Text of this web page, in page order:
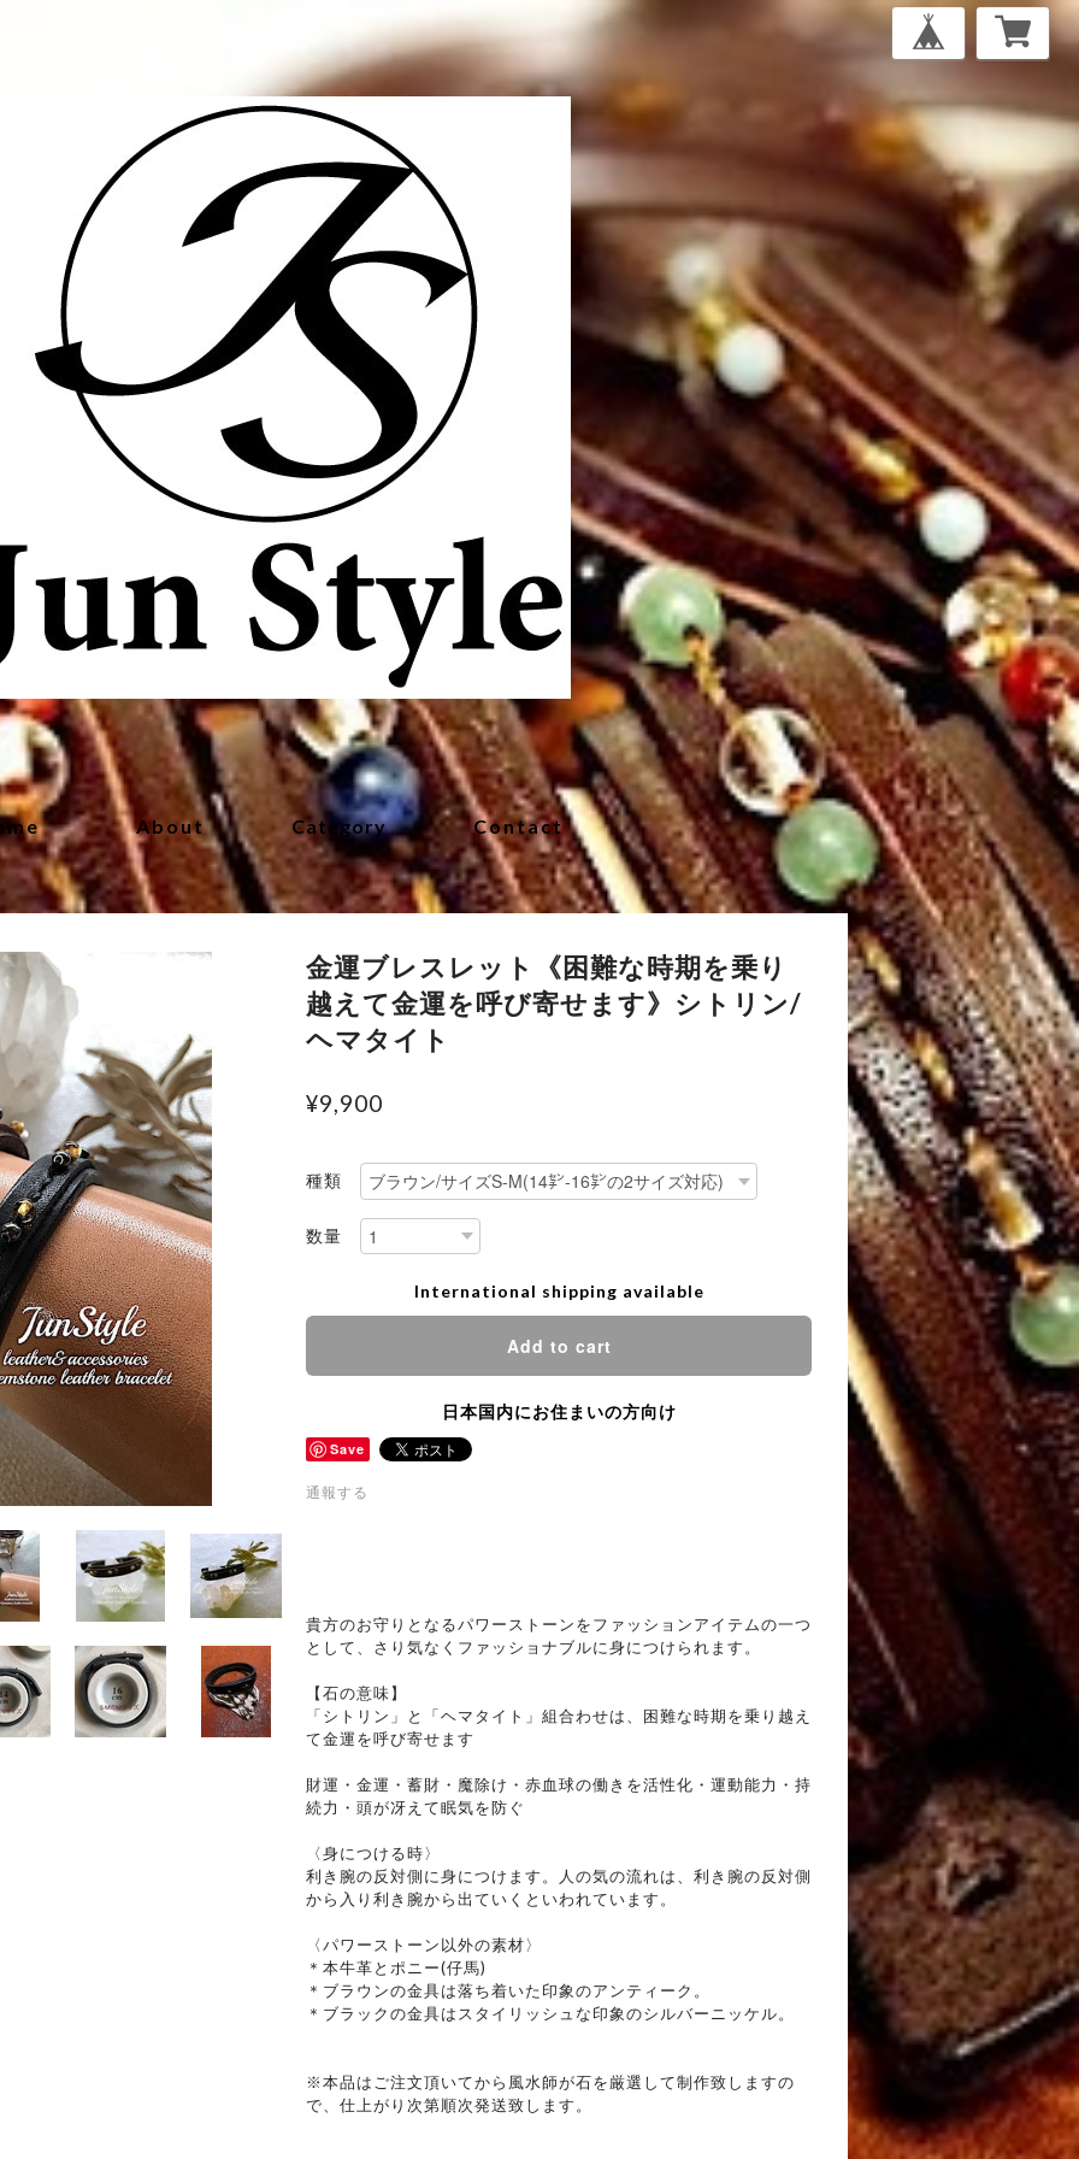
About Category Contact
金運ブレスレット《困難な時期を乗り
越えて金運を呼び寄せます》シトリン/
ヘマタイト
¥9,900
種類
数量
International shipping available
Add to cart
日本国内にお住まいの方向け
Save
通報する
貴方のお守りとなるパワーストーンをファッションアイテムの一つ
として、さり気なくファッショナブルに身につけられます。
【石の意味】
「シトリン」と「ヘマタイト」組合わせは、困難な時期を乗り越え
て金運を呼び寄せます
財運・金運・蓄財・魔除け・赤血球の働きを活性化・運動能力・持
続力・頭が冴えて眠気を防ぐ
〈身につける時〉
利き腕の反対側に身につけます。人の気の流れは、利き腕の反対側
から入り利き腕から出ていくといわれています。
〈パワーストーン以外の素材〉
＊本牛革とポニー(仔馬)
＊ブラウンの金具は落ち着いた印象のアンティーク。
＊ブラックの金具はスタイリッシュな印象のシルバーニッケル。
※本品はご注文頂いてから風水師が石を厳選して制作致しますの
で、仕上がり次第順次発送致します。